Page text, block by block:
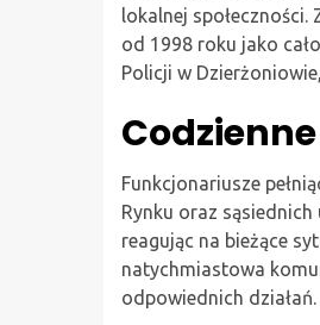
lokalnej społeczności.
od 1998 roku jako
Policji w
Funkcjonariusze
Rynku oraz sąsiednich
reagując na bieżące
natychmiastowa
odpowiednich działań.